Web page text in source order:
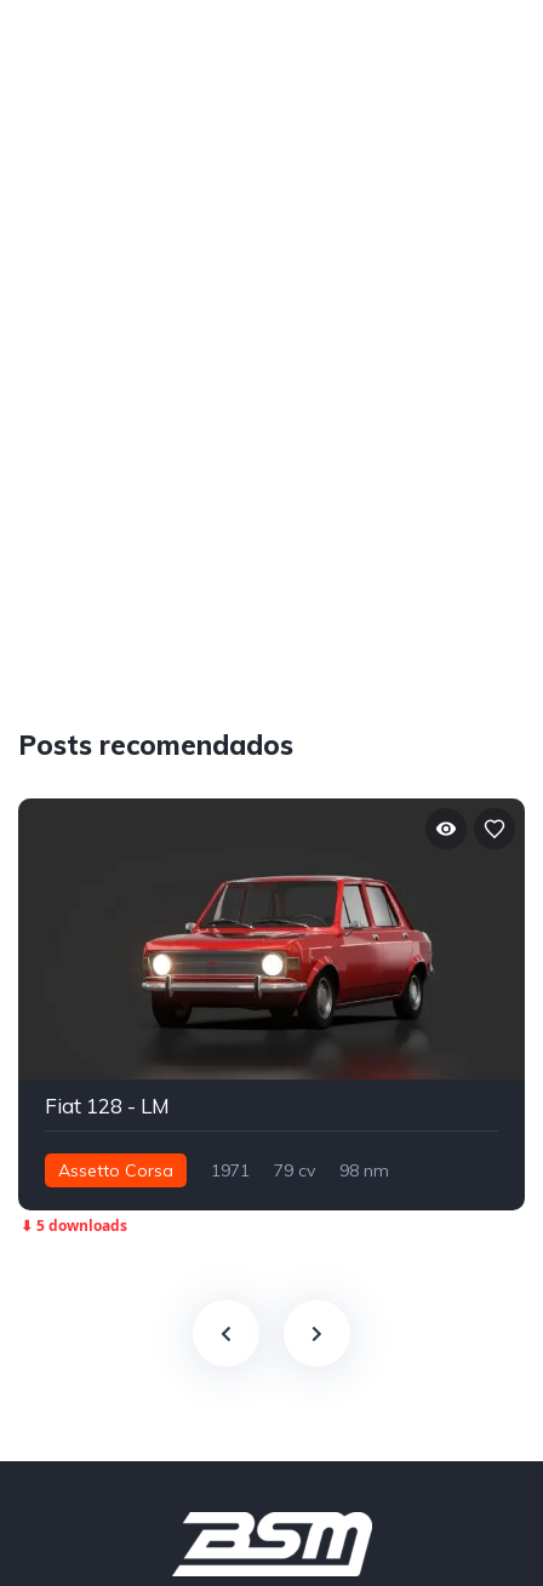
Posts recomendados
Fiat 128 - LM
Assetto Corsa 1971 79 cv
98 nm
⬇ 5 downloads